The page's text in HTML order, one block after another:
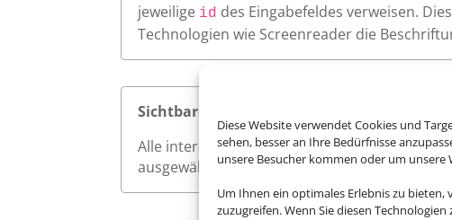
Diese Website verwendet Cookies und
sehen, besser an Ihre Bedürfnisse
unsere Besucher kommen oder um unsere
Um Ihnen ein optimales Erlebnis zu
zuzugreifen. Wenn Sie diesen
jeweilige id des Eingabefeldes verweisen.
Technologien wie Screenreader die
Sichtbarer Fokus
Alle interaktiven Elemente auf unserer
ausgewählt werden. So ermöglichen wir eine